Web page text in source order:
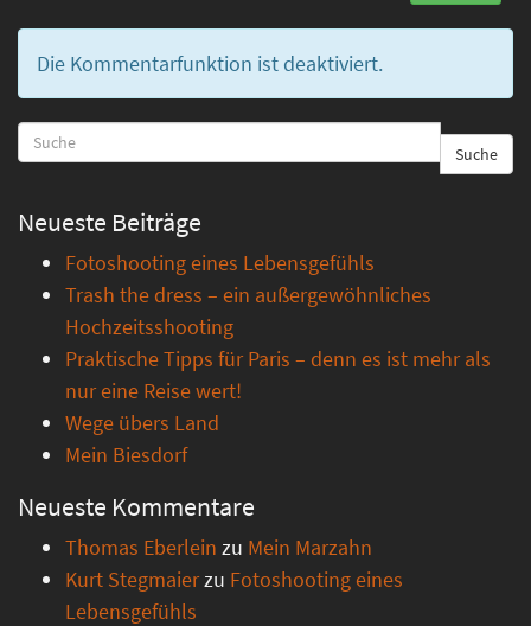
Die Kommentarfunktion ist deaktiviert.
Suche
Neueste Beiträge
Fotoshooting eines Lebensgefühls
Trash the dress – ein außergewöhnliches
Hochzeitsshooting
Praktische Tipps für Paris – denn es ist mehr als
nur eine Reise wert!
Wege übers Land
Mein Biesdorf
Neueste Kommentare
Thomas Eberlein zu Mein Marzahn
Kurt Stegmaierzu Fotoshooting eines
Lebensgefühls